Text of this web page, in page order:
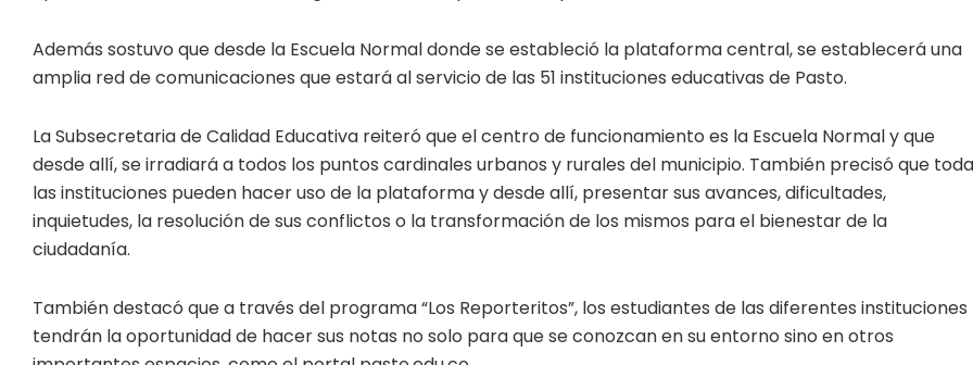
Además sostuvo que desde la Escuela Normal donde se estableció la plataforma central, se establecerá una
amplia red de comunicaciones que estará al servicio de las 51 instituciones educativas de Pasto.
La Subsecretaria de Calidad Educativa reiteró que el centro de funcionamiento es la Escuela Normal y que
desde allí, se irradiará a todos los puntos cardinales urbanos y rurales del municipio. También precisó que
las instituciones pueden hacer uso de la plataforma y desde allí, presentar sus avances, dificultades,
inquietudes, la resolución de sus conflictos o la transformación de los mismos para el bienestar de la
ciudadanía.
También destacó que a través del programa “Los Reporteritos”, los estudiantes de las diferentes instituciones
tendrán la oportunidad de hacer sus notas no solo para que se conozcan en su entorno sino en otros